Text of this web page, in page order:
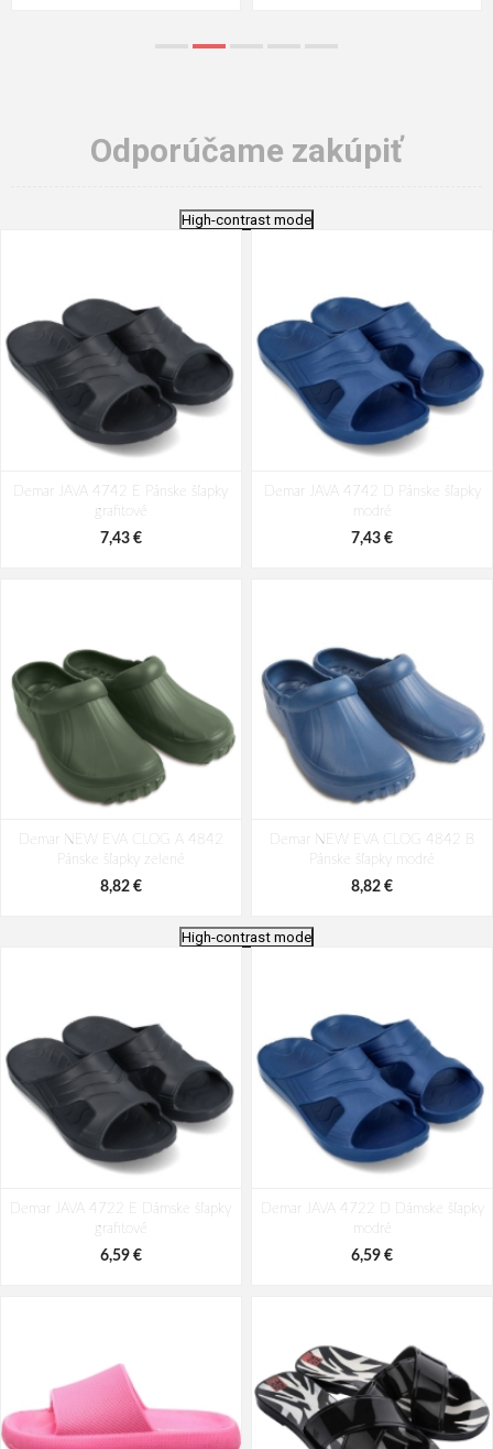
Odporúčame zakúpiť
High-contrast mode
Demar JAVA 4742 E Pánske šľapky
grafitové
7,43 €
Demar JAVA 4742 D Pánske šľapky
modré
7,43 €
Demar NEW EVA CLOG A 4842
Pánske šľapky zelené
8,82 €
Demar NEW EVA CLOG 4842 B
Pánske šľapky modré
8,82 €
Pánske šľapky biele
8,82 €
čierne
35,66 €
High-contrast mode
Demar JAVA 4722 E Dámske šľapky
grafitové
6,59 €
Demar JAVA 4722 D Dámske šľapky
modré
6,59 €